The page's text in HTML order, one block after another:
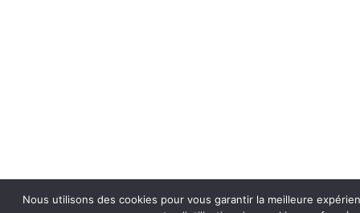
Nous utilisons des cookies pour vous garantir la meilleure